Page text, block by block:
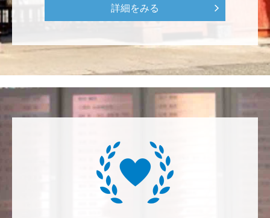
田畑 和樹
対校戦勝利、インカレ優勝目指して頑張ってくださ
い！ <漕艇部>
自身の高齢化とともに、障害のある方の苦労がよく理
解できるようになりました。パンフに出ている「重た
いドアの自動ドア化あるいは開閉しやすい折り戸化」
をはじめとして、身近なことでやらなければならない
詳細をみる